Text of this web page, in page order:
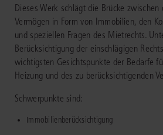
Dieses Werk schlägt die Brücke zwischen
Vermögen in Form von Immobilien, den
und speziellen Fragen des Mietrechts.
Berücksichtigung der einschlägigen
wichtigsten Gesichtspunkte der Bedarfe
Heizung und des zu berücksichtigenden
Schwerpunkte sind:
Immobilienberücksichtigung